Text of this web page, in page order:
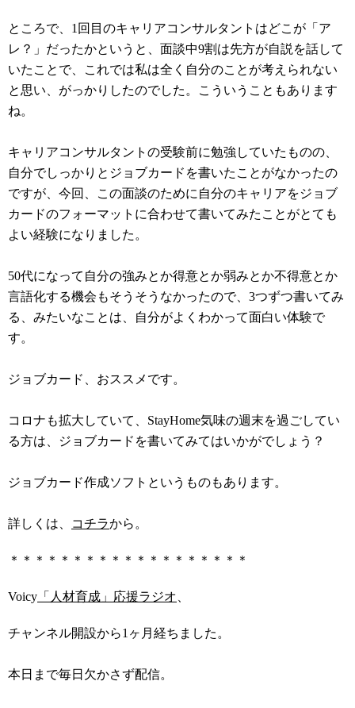
ところで、1回目のキャリアコンサルタントはどこが「ア
レ？」だったかというと、面談中9割は先方が自説を話して
いたことで、これでは私は全く自分のことが考えられない
と思い、がっかりしたのでした。こういうこともあります
ね。
キャリアコンサルタントの受験前に勉強していたものの、
自分でしっかりとジョブカードを書いたことがなかったの
ですが、今回、この面談のために自分のキャリアをジョブ
カードのフォーマットに合わせて書いてみたことがとても
よい経験になりました。
50代になって自分の強みとか得意とか弱みとか不得意とか
言語化する機会もそうそうなかったので、3つずつ書いてみ
る、みたいなことは、自分がよくわかって面白い体験で
す。
ジョブカード、おススメです。
コロナも拡大していて、StayHome気味の週末を過ごしてい
る方は、ジョブカードを書いてみてはいかがでしょう？
ジョブカード作成ソフトというものもあります。
詳しくは、 コチラから。
＊＊＊＊＊＊＊＊＊＊＊＊＊＊＊＊＊＊＊
Voicy 「人材育成」応援ラジオ
チャンネル開設から1ヶ月経ちました。
本日まで毎日欠かさず配信。